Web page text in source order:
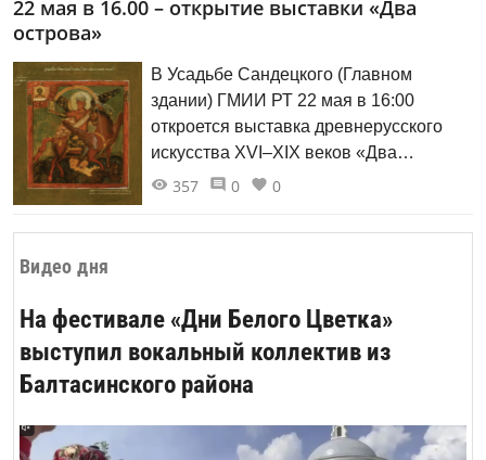
Видео дня
На фестивале «Дни Белого Цветка»
выступил вокальный коллектив из
Балтасинского района
кинематограф и культурное
воображение. Фестиваль пройдет
совместно с Государственным музеем
изобразительных искусств Республики
Татарстан в Казани.
22 мая в 16.00 – открытие выставки «Два
острова»
В Усадьбе Сандецкого (Главном
здании) ГМИИ РТ 22 мая в 16:00
откроется выставка древнерусского
искусства XVI–XIX веков «Два
острова». Она посвящена 600-летию
Свияжска, а также памяти
Агриппине Шамовой.
357 0 0